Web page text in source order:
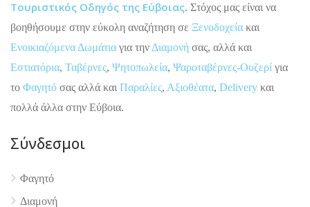
4.9
Τουριστικός Οδηγός της Εύβοιας. Στόχος μας είναι να
βοηθήσουμε στην εύκολη αναζήτηση σε Ξενοδοχεία και
Ενοικιαζόμενα Δωμάτια για την Διαμονή σας, αλλά και
Εστιατόρια, Ταβέρνες, Ψητοπωλεία, Ψαροταβέρνες-Ουζερί για
το Φαγητό σας αλλά και Παραλίες, Αξιοθέατα, Delivery και
πολλά άλλα στην Εύβοια.
Σύνδεσμοι
Φαγητό
Διαμονή